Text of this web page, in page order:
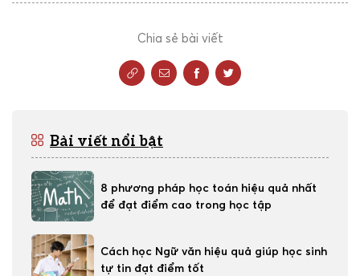
Chia sẻ bài viết
Bài viết nổi bật
8 phương pháp học toán hiệu quả nhất
để đạt điểm cao trong học tập
Cách học Ngữ văn hiệu quả giúp học sinh
tự tin đạt điểm tốt